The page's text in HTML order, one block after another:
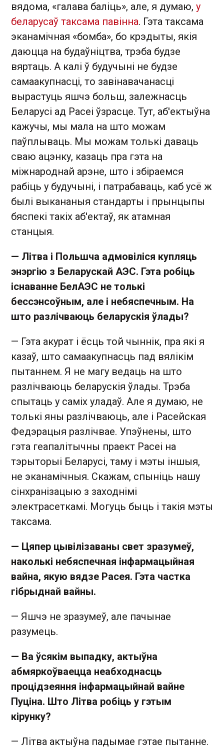
вядома, «галава баліць», але, я думаю, у
беларусаў таксама павінна. Гэта таксама
эканамічная «бомба», бо крэдыты, якія
даюцца на будаўніцтва, трэба будзе
вяртаць. А калі ў будучыні не будзе
самаакупнасці, то завінавачанасці
вырастуць яшчэ больш, залежнасць
Беларусі ад Расеі ўзрасце. Тут, аб'ектыўна
кажучы, мы мала на што можам
паўплываць. Мы можам толькі даваць
сваю ацэнку, казаць пра гэта на
міжнароднай арэне, што і збіраемся
рабіць у будучыні, і патрабаваць, каб усё ж
былі выкананыя стандарты і прынцыпы
бяспекі такіх аб'ектаў, як атамная
станцыя.
— Літва і Польшча адмовіліся купляць
энэргію з Беларускай АЭС. Гэта робіць
існаванне БелАЭС не толькі
бессэнсоўным, але і небяспечным. На
што разлічваюць беларускія ўлады?
— Гэта акурат і ёсць той чыннік, пра які я
казаў, што самаакупнасць пад вялікім
пытаннем. Я не магу ведаць на што
разлічваюць беларускія ўлады. Трэба
спытаць у саміх уладаў. Але я думаю, не
толькі яны разлічваюць, але і Расейская
Федэрацыя разлічвае. Упэўнены, што
гэта геапалітычны праект Расеі на
тэрыторыі Беларусі, таму і мэты іншыя,
не эканамічныя. Скажам, спыніць нашу
сінхранізацыю з заходнімі
электрасеткамі. Могуць быць і такія мэты
таксама.
— Цяпер цывілізаваны свет зразумеў,
наколькі небяспечная інфармацыйная
вайна, якую вядзе Расея. Гэта частка
гібрыднай вайны.
— Яшчэ не зразумеў, але пачынае
разумець.
— Ва ўсякім выпадку, актыўна
абмяркоўваецца неабходнасць
процідзеяння інфармацыйнай вайне
Пуціна. Што Літва робіць у гэтым
кірунку?
— Літва актыўна падымае гэтае пытанне.